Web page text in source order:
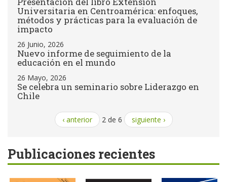
Universitaria en Centroamérica: enfoques,
métodos y prácticas para la evaluación de
impacto
26 Junio, 2026
Nuevo informe de seguimiento de la
educación en el mundo
26 Mayo, 2026
Se celebra un seminario sobre Liderazgo en
Chile
‹ anterior 2 de 6 siguiente ›
Publicaciones recientes